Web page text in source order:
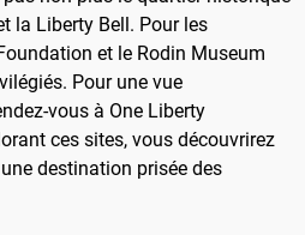
la Liberty Bell. Pour les
et le Rodin Museum
Pour une vue
vous à One Liberty
ces sites, vous découvrirez
destination prisée des